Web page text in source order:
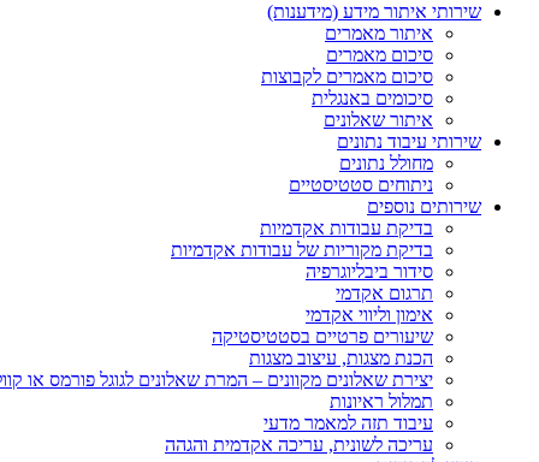
שירותי איתור מידע (מידענות)
איתור מאמרים
סיכום מאמרים
סיכום מאמרים לקבוצות
סיכומים באנגלית
איתור שאלונים
שירותי עיבוד נתונים
מחולל נתונים
ניתוחים סטטיסטיים
שירותים נוספים
בדיקת עבודות אקדמיות
בדיקת מקוריות של עבודות אקדמיות
סידור ביבליוגרפיה
תרגום אקדמי
אימון וליווי אקדמי
שיעורים פרטיים בסטטיסטיקה
הכנת מצגות, עיצוב מצגות
יצירת שאלונים מקוונים – המרת שאלונים לגוגל פורמס או
תמלול ראיונות
עיבוד תזה למאמר מדעי
עריכה לשונית, עריכה אקדמית והגהה